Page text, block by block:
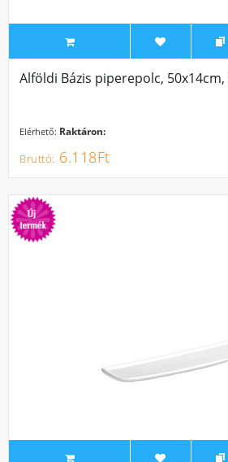
Alföldi Bázis piperepolc, 50x14cm,
Elérhető: Raktáron:
6.118Ft